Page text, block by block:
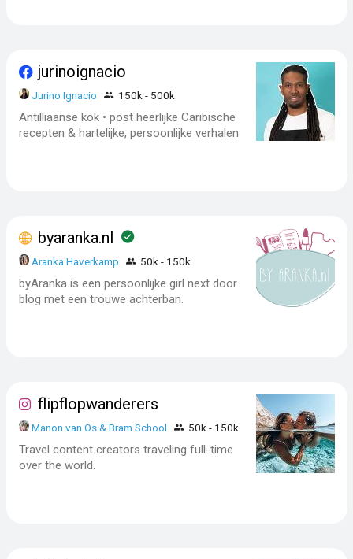
jurinoignacio
Jurino Ignacio 150k - 500k
Antilliaanse kok • post heerlijke Caribische
recepten & hartelijke, persoonlijke verhalen
byaranka.nl
Aranka Haverkamp 50k - 150k
byAranka is een persoonlijke girl next door
blog met een trouwe achterban.
flipflopwanderers
Manon van Os & Bram School 50k - 150k
Travel content creators traveling full-time
over the world.